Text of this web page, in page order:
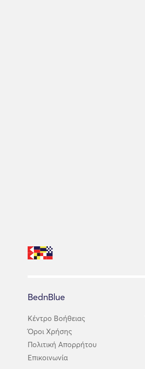
BednBlue
Κέντρο Βοήθειας
Όροι Χρήσης
Πολιτική Απορρήτου
Επικοινωνία